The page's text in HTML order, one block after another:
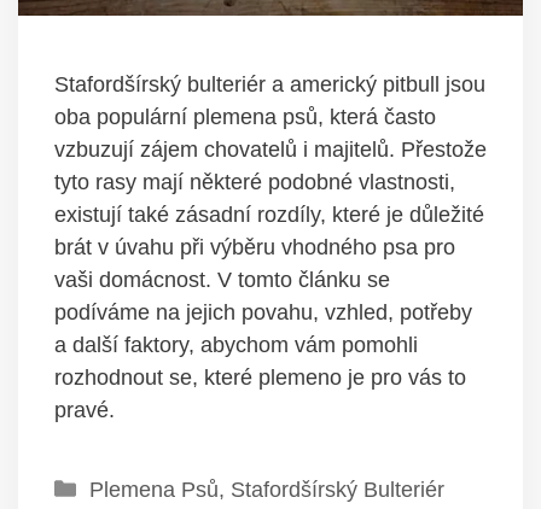
Stafordšírský bulteriér a americký pitbull jsou
oba populární plemena psů, která často
vzbuzují zájem chovatelů i majitelů. Přestože
tyto rasy mají některé podobné vlastnosti,
existují také zásadní rozdíly, které je důležité
brát v úvahu při výběru vhodného psa pro
vaši domácnost. V tomto článku se
podíváme na jejich povahu, vzhled, potřeby
a další faktory, abychom vám pomohli
rozhodnout se, které plemeno je pro vás to
pravé.
Rubriky
Plemena Psů, Stafordšírský Bulteriér